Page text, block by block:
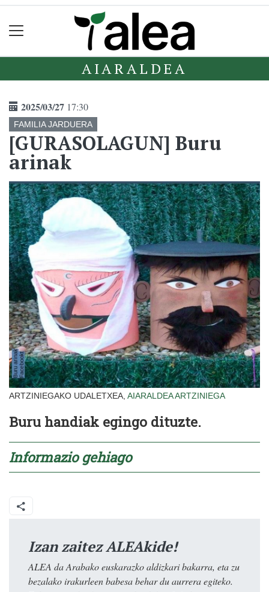
AIARALDEA
2025/03/27 17:30
FAMILIA JARDUERA
[GURASOLAGUN] Buru
arinak
ARTZINIEGAKO UDALETXEA, AIARALDEAARTZINIEGA
Buru handiak egingo dituzte.
Informazio gehiago
Izan zaitez ALEAkide!
ALEA da Arabako euskarazko aldizkari bakarra, eta zu
bezalako irakurleen babesa behar du aurrera egiteko.